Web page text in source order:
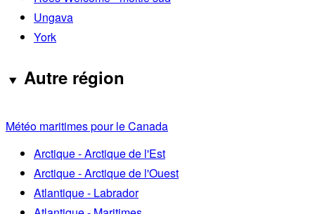
Ungava
York
Autre région
Météo maritimes pour le Canada
Arctique - Arctique de l'Est
Arctique - Arctique de l'Ouest
Atlantique - Labrador